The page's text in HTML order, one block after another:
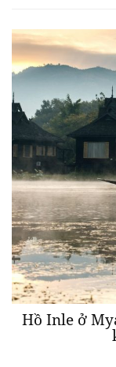
Hồ Inle ở